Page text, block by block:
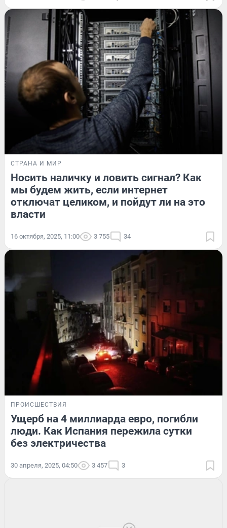
СТРАНА И МИР
Носить наличку и ловить сигнал? Как
мы будем жить, если интернет
отключат целиком, и пойдут ли на это
власти
16 октября, 2025, 11:00 3 755 34
ПРОИСШЕСТВИЯ
Ущерб на 4 миллиарда евро, погибли
люди. Как Испания пережила сутки
без электричества
30 апреля, 2025, 04:50 3 457 3